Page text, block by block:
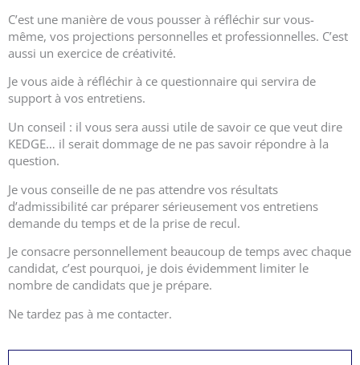
C’est une manière de vous pousser à réfléchir sur vous-
même, vos projections personnelles et professionnelles. C’est
aussi un exercice de créativité.
Je vous aide à réfléchir à ce questionnaire qui servira de
support à vos entretiens.
Un conseil : il vous sera aussi utile de savoir ce que veut dire
KEDGE… il serait dommage de ne pas savoir répondre à la
question.
Je vous conseille de ne pas attendre vos résultats
d’admissibilité car préparer sérieusement vos entretiens
demande du temps et de la prise de recul.
Je consacre personnellement beaucoup de temps avec chaque
candidat, c’est pourquoi, je dois évidemment limiter le
nombre de candidats que je prépare.
Ne tardez pas à me contacter.